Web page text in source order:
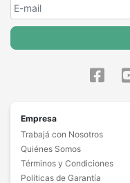
Empresa
Trabajá con Nosotros
Quiénes Somos
Términos y Condiciones
Políticas de Garantía